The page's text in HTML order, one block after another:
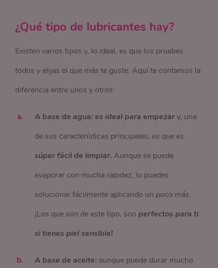
¿Qué tipo de lubricantes hay?
Existen varios tipos y, lo ideal, es que los pruebes
todos y elijas el que más te guste. Aquí te contamos la
diferencia entre unos y otros:
A base de agua: es ideal para empezary, una
de sus características principales, es que es
súper fácil de limpiar. Aunque se puede
evaporar con mucha rapidez, lo puedes
solucionar fácilmente aplicando un poco más.
¡Los que son de este tipo, son perfectos para ti
si tienes piel sensible!
A base de aceite: aunque puede durar mucho